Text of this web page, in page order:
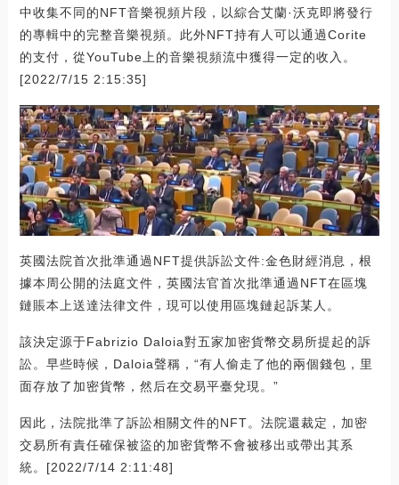
中收集不同的NFT音樂視頻片段，以綜合艾蘭·沃克即將發行
的專輯中的完整音樂視頻。此外NFT持有人可以通過Corite
的支付，從YouTube上的音樂視頻流中獲得一定的收入。
[2022/7/15 2:15:35]
英國法院首次批準通過NFT提供訴訟文件:金色財經消息，根
據本周公開的法庭文件，英國法官首次批準通過NFT在區塊
鏈賬本上送達法律文件，現可以使用區塊鏈起訴某人。
該決定源于Fabrizio Daloia對五家加密貨幣交易所提起的訴
訟。早些時候，Daloia聲稱，“有人偷走了他的兩個錢包，里
面存放了加密貨幣，然后在交易平臺兌現。”
因此，法院批準了訴訟相關文件的NFT。法院還裁定，加密
交易所有責任確保被盜的加密貨幣不會被移出或帶出其系
統。[2022/7/14 2:11:48]